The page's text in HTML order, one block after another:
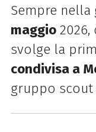
Sempre nella
maggio2026,
svolge la
condivisa a
gruppo scout